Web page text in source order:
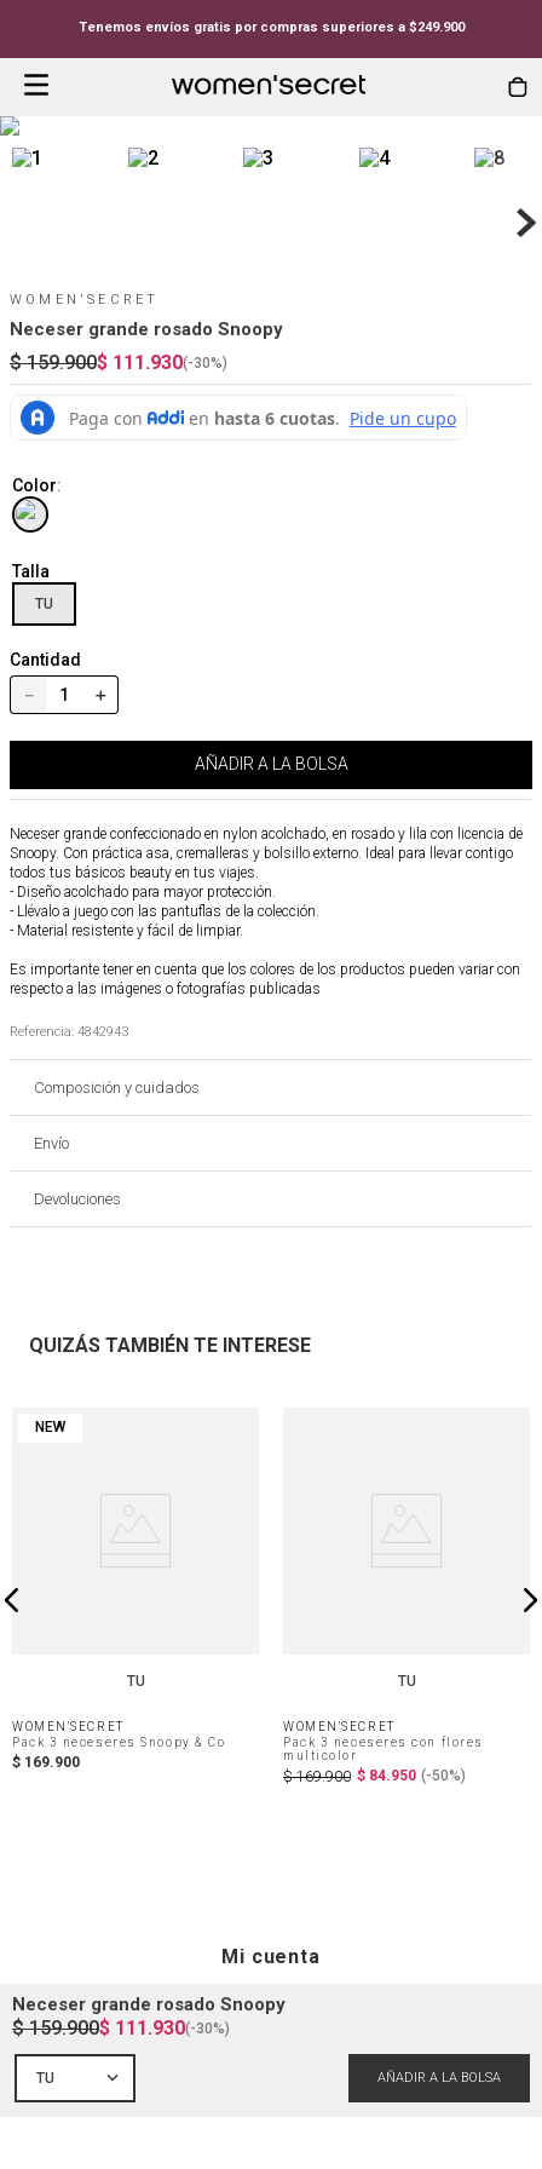
Tenemos envíos gratis por compras superiores a $249.900
Neceser grande rosado Snoopy
$ 159.900$ 111.930(-30%)
TU
WOMEN'SECRET
Neceser grande rosado Snoopy
$ 159.900$ 111.930(-30%)
Color:
Talla
TU
Cantidad
＋
－
AÑADIR A LA BOLSA
Neceser grande confeccionado en nylon acolchado, en rosado y lila con licencia de
Snoopy. Con práctica asa, cremalleras y bolsillo externo. Ideal para llevar contigo
todos tus básicos beauty en tus viajes.
- Diseño acolchado para mayor protección.
- Llévalo a juego con las pantuflas de la colección.
- Material resistente y fácil de limpiar.
Es importante tener en cuenta que los colores de los productos pueden variar con
respecto a las imágenes o fotografías publicadas
Referencia: 4842943
Composición y cuidados
Envío
Devoluciones
QUIZÁS TAMBIÉN TE INTERESE
NEW
TU
WOMEN'SECRET
Pack 3 neceseres Snoopy & Co
$ 169.900
TU
WOMEN'SECRET
Pack 3 neceseres con flores
multicolor
$ 169.900 $ 84.950 (-50%)
Mi cuenta
Iniciar sesión